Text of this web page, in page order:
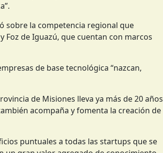
sobre la competencia regional que
de Iguazú, que cuentan con marcos
de base tecnológica “nazcan,
de Misiones lleva ya más de 20 años
acompaña y fomenta la creación de
puntuales a todas las startups que se